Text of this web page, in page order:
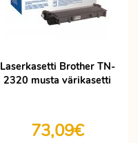
Laserkasetti Brother TN-
2320 musta värikasetti
73,09€